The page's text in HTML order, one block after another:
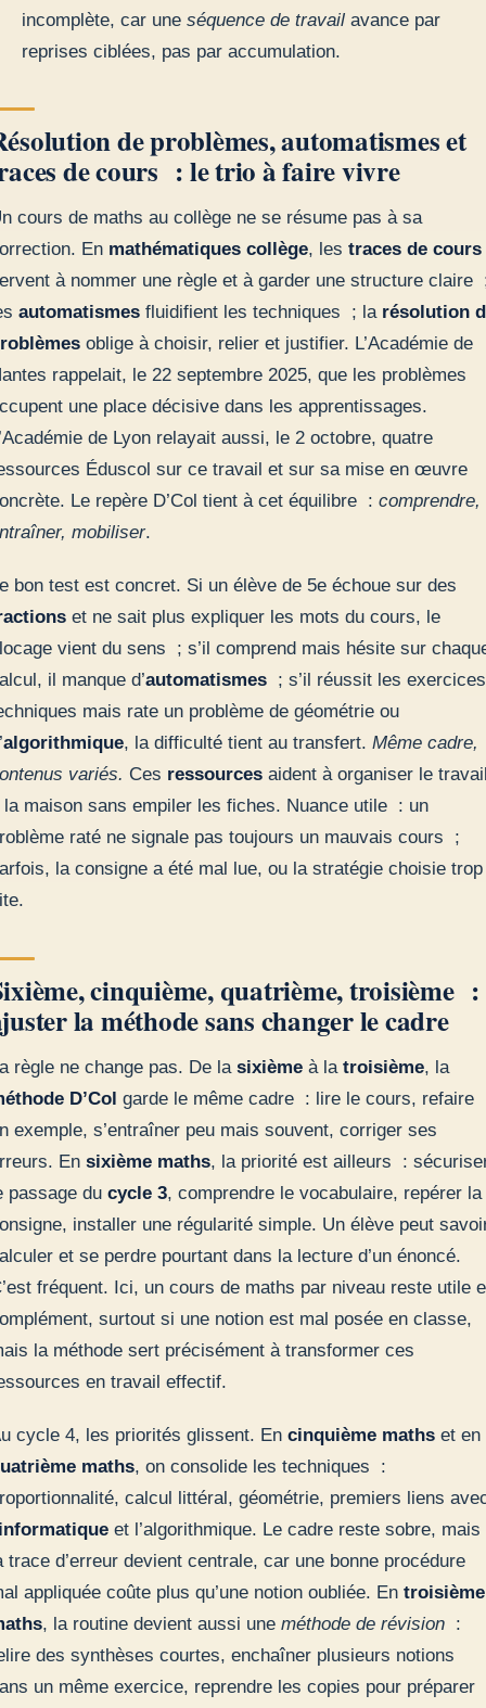
incomplète, car uneséquence de travail avance par
reprises ciblées, pas par accumulation.
de problèmes, automatismes et
de cours : le trio à faire vivre
cours de maths au collège ne se résume pas à sa
En mathématiques collège, les traces de cours
à nommer une règle et à garder une structure claire
automatismesfluidifient les techniques ; la résolution
oblige à choisir, relier et justifier. L’Académie de
rappelait, le 22 septembre 2025, que les problèmes
une place décisive dans les apprentissages.
de Lyon relayait aussi, le 2 octobre, quatre
Éduscol sur ce travail et sur sa mise en œuvre
Le repère D’Col tient à cet équilibre : comprendre,
mobiliser.
bon test est concret. Si un élève de 5e échoue sur des
et ne sait plus expliquer les mots du cours, le
vient du sens ; s’il comprend mais hésite sur
il manque d’automatismes; s’il réussit les exercices
mais rate un problème de géométrie ou
algorithmique, la difficulté tient au transfert. Même cadre,
variés. Ces ressourcesaident à organiser le
la maison sans empiler les fiches. Nuance utile : un
raté ne signale pas toujours un mauvais cours ;
la consigne a été mal lue, ou la stratégie choisie trop
cinquième, quatrième, troisième :
la méthode sans changer le cadre
règle ne change pas. De la sixièmeà la troisième, la
D’Col garde le même cadre : lire le cours, refaire
exemple, s’entraîner peu mais souvent, corriger ses
En sixième maths, la priorité est ailleurs :
passage du cycle 3, comprendre le vocabulaire, repérer la
installer une régularité simple. Un élève peut
et se perdre pourtant dans la lecture d’un énoncé.
fréquent. Ici, un cours de maths par niveau reste utile
surtout si une notion est mal posée en classe,
la méthode sert précisément à transformer ces
en travail effectif.
cycle 4, les priorités glissent. En cinquième mathset en
maths, on consolide les techniques :
calcul littéral, géométrie, premiers liens
et l’algorithmique. Le cadre reste sobre, mais
trace d’erreur devient centrale, car une bonne procédure
appliquée coûte plus qu’une notion oubliée. En troisième
, la routine devient aussi une méthode de révision:
des synthèses courtes, enchaîner plusieurs notions
un même exercice, reprendre les copies pour préparer